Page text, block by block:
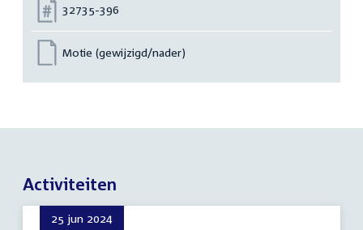
Nummer:
32735-396
Motie (gewijzigd/nader)
Activiteiten
25 jun 2024